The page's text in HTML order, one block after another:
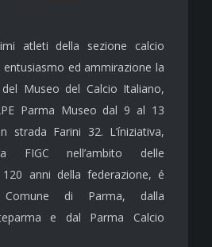
atleti della sezione calcio
ed ammirazione la
Museo del Calcio Italiano,
Parma Museo dal 9 al 13
strada Farini 32. L’íniziativa,
FIGC nell’ambito delle
anni della federazione, é
di Parma, dalla
e dal Parma Calcio